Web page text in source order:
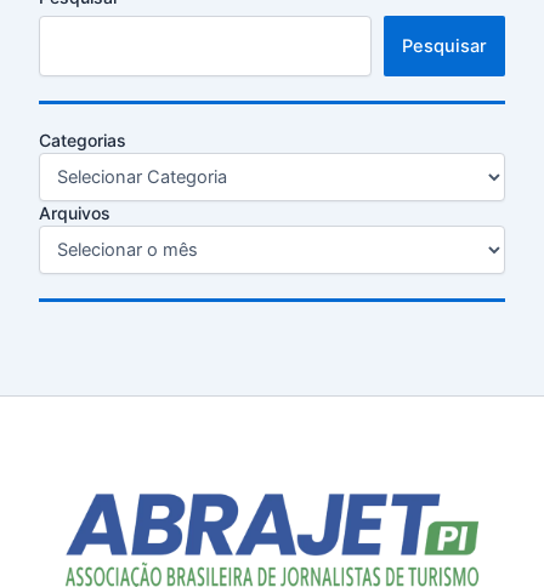
Pesquisar
Categorias
Arquivos